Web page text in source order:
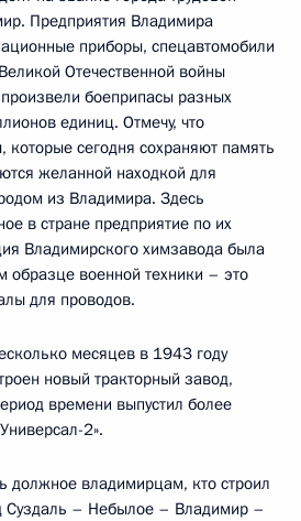
Предприятия Владимира
приборы, спецавтомобили
Отечественной войны
боеприпасы разных
единиц. Отмечу, что
которые сегодня сохраняют память
желанной находкой для
из Владимира. Здесь
в стране предприятие по их
Владимирского химзавода была
образце военной техники – это
для проводов.
месяцев в 1943 году
новый тракторный завод,
времени выпустил более
2».
должное владимирцам, кто строил
Суздаль – Небылое – Владимир –